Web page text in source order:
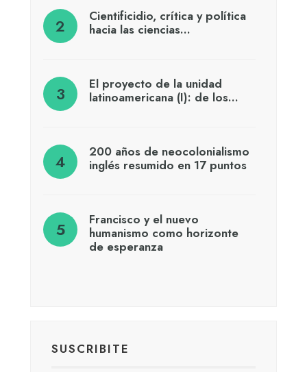
Cientificidio, crítica y política
hacia las ciencias…
El proyecto de la unidad
latinoamericana (I): de los…
200 años de neocolonialismo
inglés resumido en 17 puntos
Francisco y el nuevo
humanismo como horizonte
de esperanza
SUSCRIBITE